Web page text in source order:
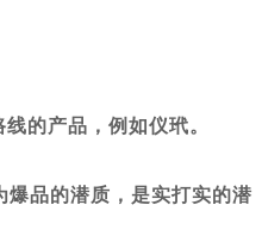
的产品，例如仪玳。
爆品的潜质，是实打实的潜